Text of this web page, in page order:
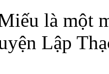
là một
Lập